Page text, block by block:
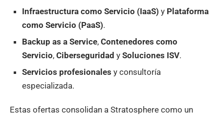
Infraestructura como Servicio (IaaS) y Plataforma
como Servicio (PaaS).
Backup as a Service, Contenedores como
Servicio, Ciberseguridad y Soluciones ISV.
Servicios profesionales y consultoría
especializada.
Estas ofertas consolidan a Stratosphere como un